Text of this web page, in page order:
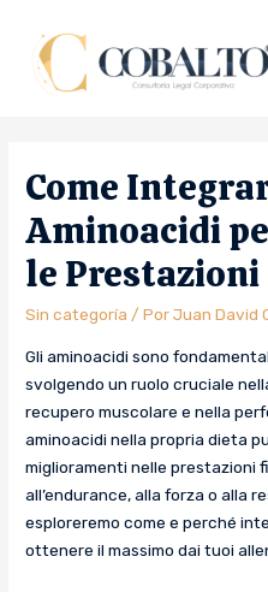
Come
Aminoacidi
le Prestazioni
Sin categoría / PorJuan David
Gli aminoacidi sono
svolgendo un ruolo cruciale
recupero muscolare e nella
aminoacidi nella propria dieta
miglioramenti nelle prestazioni
all’endurance, alla forza o alla
esploreremo come e perché
ottenere il massimo dai tuoi